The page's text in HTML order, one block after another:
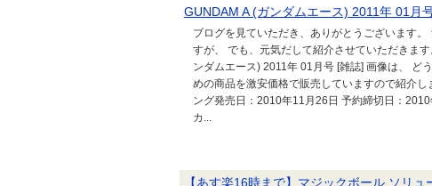
GUNDAM A (ガンダムエース) 2011年 01月
ブログを見ていただき、ありがとうございます
すが、 でも、元気だして紹介させていただきま
ンダムエース) 2011年 01月号 [雑誌] 画像は、 ど
めの商品を激安価格で販売していますので紹介
ング発売日：2010年11月26日 予約締切日：
カ...
【あす楽16時まで】マジックボール ソリ